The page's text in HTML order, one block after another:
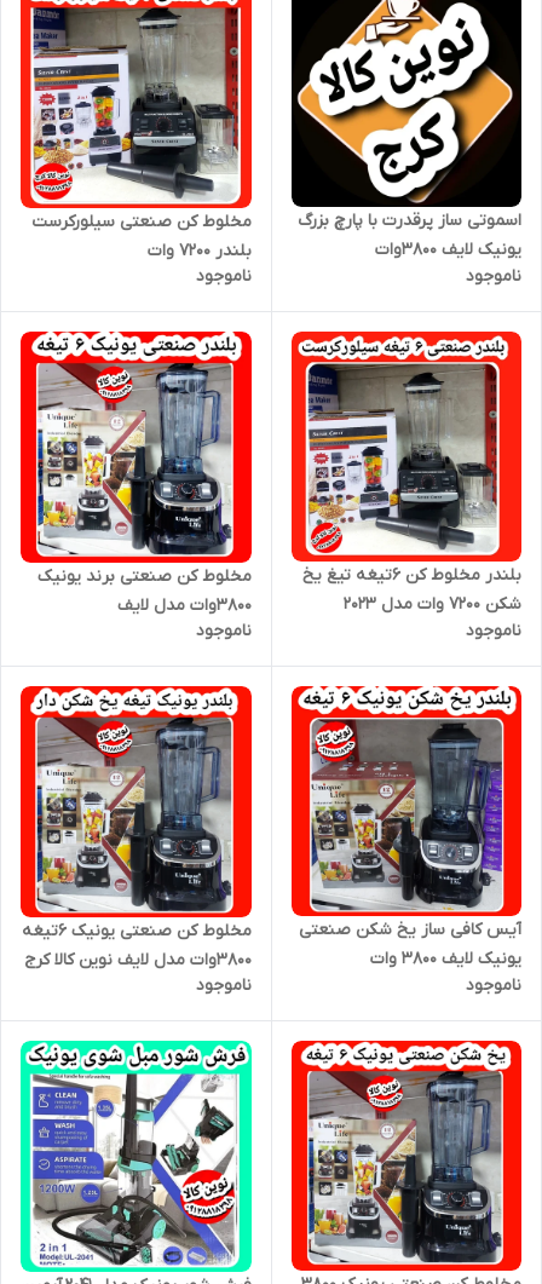
اسموتی ساز پرقدرت با پارچ بزرگ
یونیک لایف ۳۸۰۰وات
ناموجود
مخلوط کن صنعتی سیلورکرست
بلندر ۷۲۰۰ وات
ناموجود
بلندر مخلوط کن ۶تیغه تیغ یخ
شکن ۷۲۰۰ وات مدل ۲۰۲۳
ناموجود
مخلوط کن صنعتی برند یونیک
۳۸۰۰وات مدل لایف
ناموجود
آیس کافی ساز یخ شکن صنعتی
یونیک لایف ۳۸۰۰ وات
ناموجود
مخلوط کن صنعتی یونیک ۶تیغه
۳۸۰۰وات مدل لایف نوین کالا کرج
ناموجود